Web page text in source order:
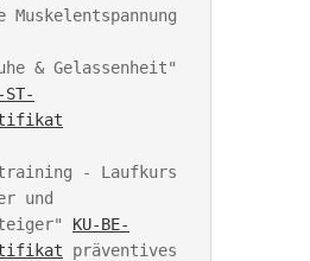
Muskelentspannung
ST-
- Laufkurs
und
KU-BE-
präventives